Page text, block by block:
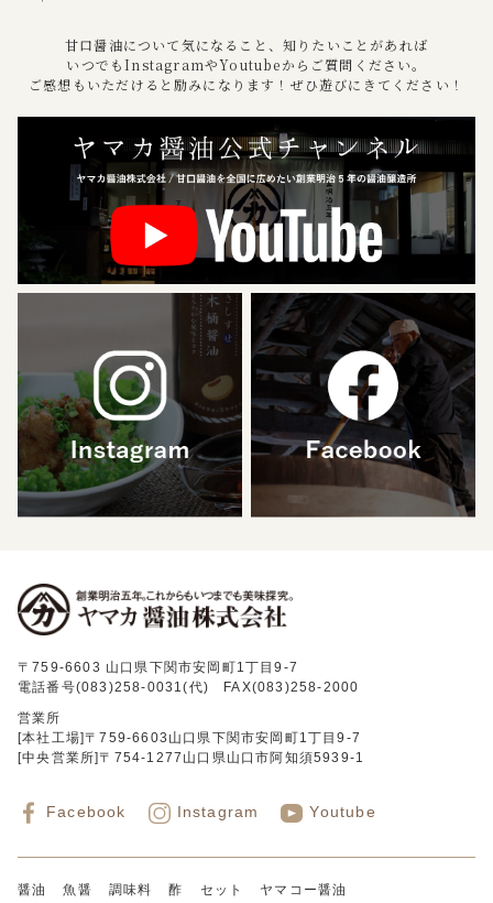
甘口醤油について気になること、知りたいことがあれば
いつでもInstagramやYoutubeからご質問ください。
ご感想もいただけると励みになります！ぜひ遊びにきてください！
〒759-6603 山口県下関市安岡町1丁目9-7
電話番号(083)258-0031(代) FAX(083)258-2000
営業所
[本社工場]〒759-6603山口県下関市安岡町1丁目9-7
[中央営業所]〒754-1277山口県山口市阿知須5939-1
Facebook Instagram Youtube
醤油 魚醤 調味料 酢 セット ヤマコー醤油